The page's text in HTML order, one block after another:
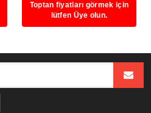
Toptan fiyatları görmek için
lütfen Üye olun.